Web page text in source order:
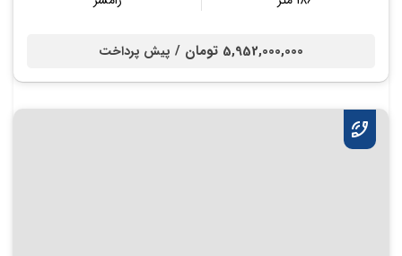
5,952,000,000 تومان / پیش پرداخت